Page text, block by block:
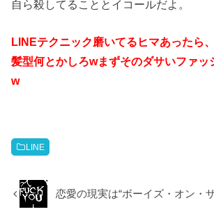
自ら殺してることとイコールだよ。
LINEテクニック磨いてるヒマあったら
髪型何とかしろwまずそのダサいファッ
w
LINE
恋愛の現実は“ボーイズ・オン・